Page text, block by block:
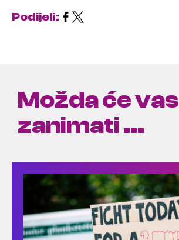
Podijeli:
Možda će vas
zanimati ...